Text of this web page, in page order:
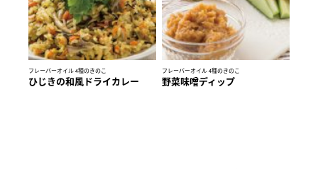
フレーバーオイル 4種のきのこ
ひじきの和風ドライカレー
フレーバーオイル 4種のきのこ
野菜味噌ディップ